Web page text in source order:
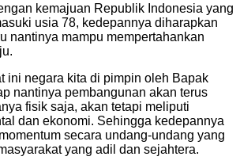
kemajuan Republik Indonesia yang
usia 78, kedepannya diharapkan
nantinya mampu mempertahankan
ini negara kita di pimpin oleh Bapak
nantinya pembangunan akan terus
fisik saja, akan tetapi meliputi
dan ekonomi. Sehingga kedepannya
secara undang-undang yang
yang adil dan sejahtera.